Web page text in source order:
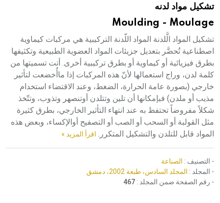
هيئة الموسوعة العربية تطلق موسوعات جديدة في عام 2026تشكيل مواد لدنه
Moulding - Moulage
تشكيل المواد الَّلدنة المواد اللّدنة التركيبية هي مركبات كيماوية
اصطناعية تُحضَّر بتعديل جزيئات المواد العضوية الطبيعية وتكثيفها
بطرق فيزيائية أو كيماوية أو بطرق تركيبية أخرى. أتت تسميتها من
كلمة لدن، وراج استعمالها لأنّ هذه المركبات إذا ماأُخضعت لتأثير
خارجي (بصورة عامة الحرارة، الضغط، وعند الاقتضاء استخدام
مذيب أو ملدن) فبإمكانها أن تلين وتتلدن أوتنصهر وتذوب، وتتّخذ
شكلاً مفروضاً تحتفظ به عند انتهاء التأثير الخارجي، بطرق كثيرة
مثل القولبة أو السحب أو الصب أو التصفيح أوالإكساء، وبعض هذه
المواد قابل للتلدن والتشكيل المتكرر. اقرأ المزيد »
- التصنيف : الصناعة
- المجلد : المجلد السادس، طبعة 2002، دمشق
- رقم الصفحة ضمن المجلد : 467